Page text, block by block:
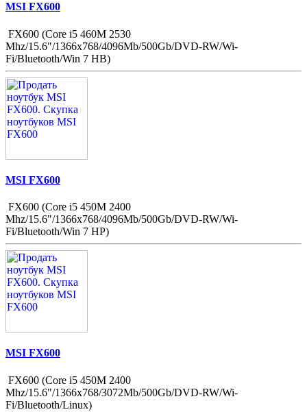
MSI FX600
FX600 (Core i5 460M 2530
Mhz/15.6"/1366x768/4096Mb/500Gb/DVD-RW/Wi-
Fi/Bluetooth/Win 7 HB)
MSI FX600
FX600 (Core i5 450M 2400
Mhz/15.6"/1366x768/4096Mb/500Gb/DVD-RW/Wi-
Fi/Bluetooth/Win 7 HP)
MSI FX600
FX600 (Core i5 450M 2400
Mhz/15.6"/1366x768/3072Mb/500Gb/DVD-RW/Wi-
Fi/Bluetooth/Linux)